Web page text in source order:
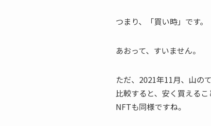
つまり、「買い時」です。
あおって、すいません。
ただ、2021年11月、山の
比較すると、安く買えるこ
NFTも同様ですね。